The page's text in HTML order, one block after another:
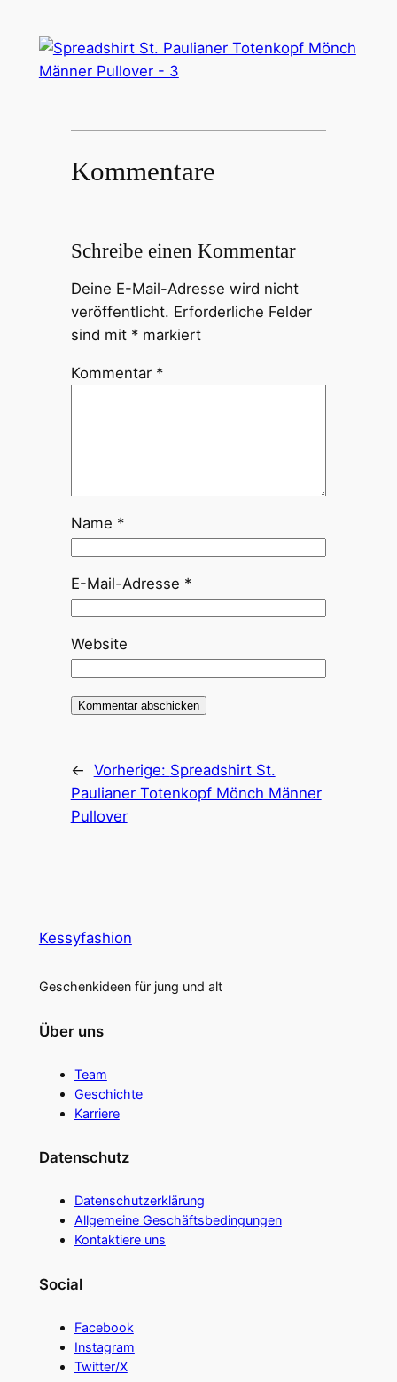
Kommentare
Schreibe einen Kommentar
Deine E-Mail-Adresse wird nicht
veröffentlicht. Erforderliche Felder
sind mit *markiert
Kommentar *
Name *
E-Mail-Adresse *
Website
← Vorherige: Spreadshirt St.
Paulianer Totenkopf Mönch Männer
Pullover
Kessyfashion
Geschenkideen für jung und alt
Über uns
Team
Geschichte
Karriere
Datenschutz
Datenschutzerklärung
Allgemeine Geschäftsbedingungen
Kontaktiere uns
Social
Facebook
Instagram
Twitter/X